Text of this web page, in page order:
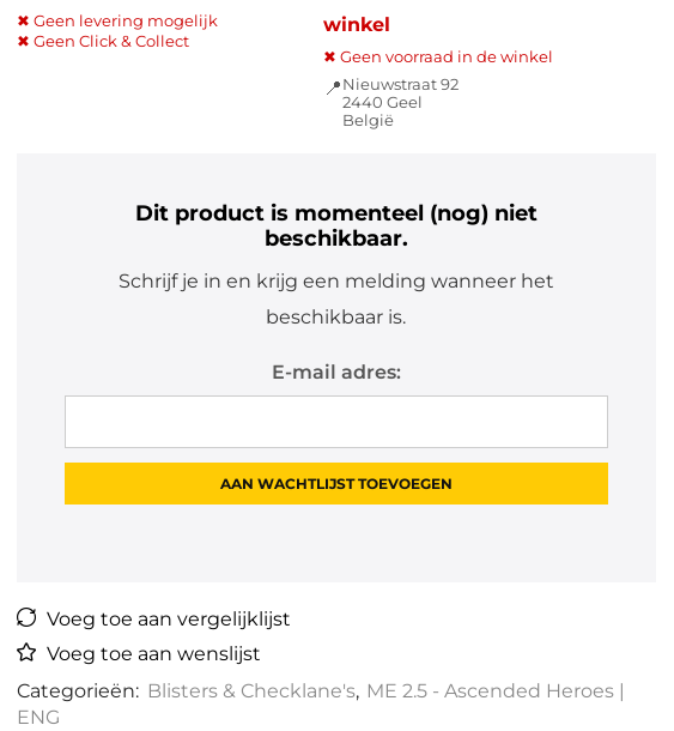
✖ Geen levering mogelijk
✖ Geen Click & Collect
winkel
✖ Geen voorraad in de winkel
📍Nieuwstraat 92
2440 Geel
België
Dit product is momenteel (nog) niet
beschikbaar.
Schrijf je in en krijg een melding wanneer het
beschikbaar is.
E-mail adres:
Voeg toe aan vergelijklijst
Voeg toe aan wenslijst
Categorieën: Blisters & Checklane's, ME 2.5 - Ascended Heroes |
ENG